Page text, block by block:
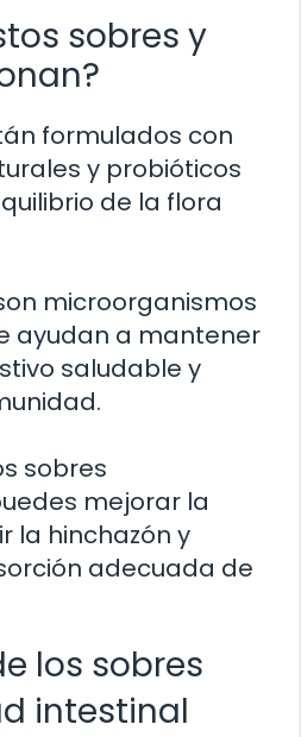
sobres y
formulados con
y probióticos
de la flora
microorganismos
ayudan a mantener
saludable y
sobres
mejorar la
la hinchazón y
adecuada de
los sobres
intestinal